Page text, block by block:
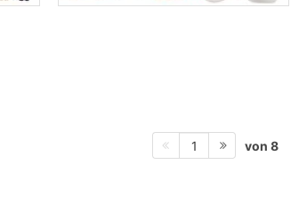
1 von 8